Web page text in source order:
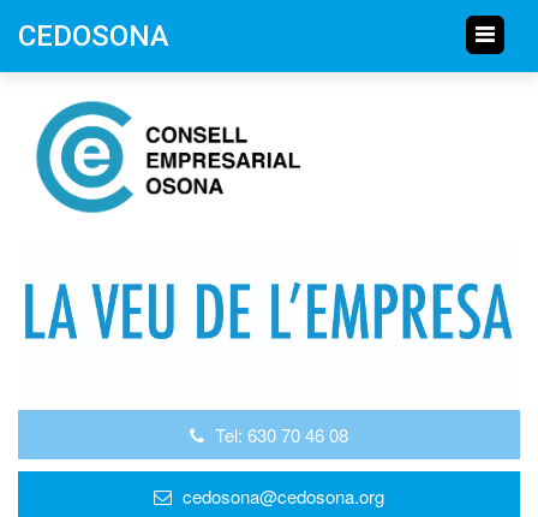
Tel: 630 70 46 08
cedosona@cedosona.org
CEDOSONA